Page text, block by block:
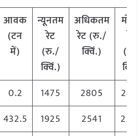
आवक
(टन
में)
न्यूनतम
रेट
(रु./
क्विं.)
अधिकतम
रेट (रु./
क्विं.)
(
क्विं
0.2 1475 2805
432.5 1925 2541